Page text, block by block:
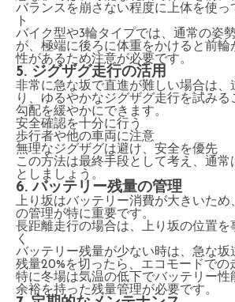
バランスを崩さない程度に上体を使っ
ト
バイク型や3輪タイプでは、通常の姿
が、極端に後ろに体重をかけると前輪
性があるため注意が必要です。
5. ジグザグ走行の活用
非常に急な坂で直進が難しい場合は、
り、ゆるやかなジグザグ走行を試みる
勾配を緩やかにできます。
安全確認を十分に行う
歩行者や他の車両に注意
無理なジグザグは避け、安全を優先
この方法は最終手段として考え、通常
としましょう。
6. バッテリー残量の管理
上り坂はバッテリー消費が大きいため
の管理が特に重要です。
長距離走行の場合は、上り坂の位置を
く
バッテリー残量が少ない時は、急な坂
残量20%を切ったら、エコモードでの
特に冬場は気温の低下でバッテリー性
余裕を持った残量管理が必要です。